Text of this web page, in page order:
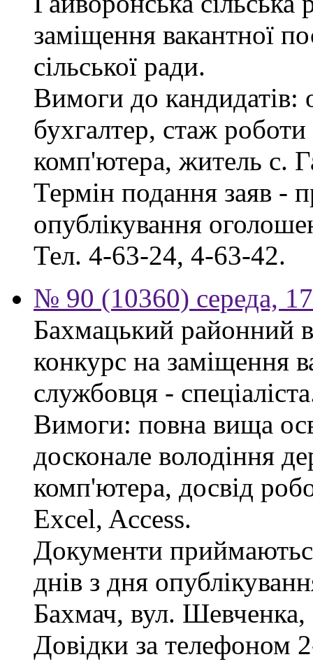
заміщення вакантної
сільської ради.
Вимоги до кандидатів:
бухгалтер, стаж
комп'ютера, житель с.
Термін подання заяв -
опублікування
Тел. 4-63-24, 4-63-42.
№ 90 (10360) середа,
Бахмацький районний
конкурс на заміщення
службовця -
Вимоги: повна вища
досконале володіння
комп'ютера, досвід
Excel, Access.
Документи
днів з дня
Бахмач, вул. Шевченка,
Довідки за телефоном